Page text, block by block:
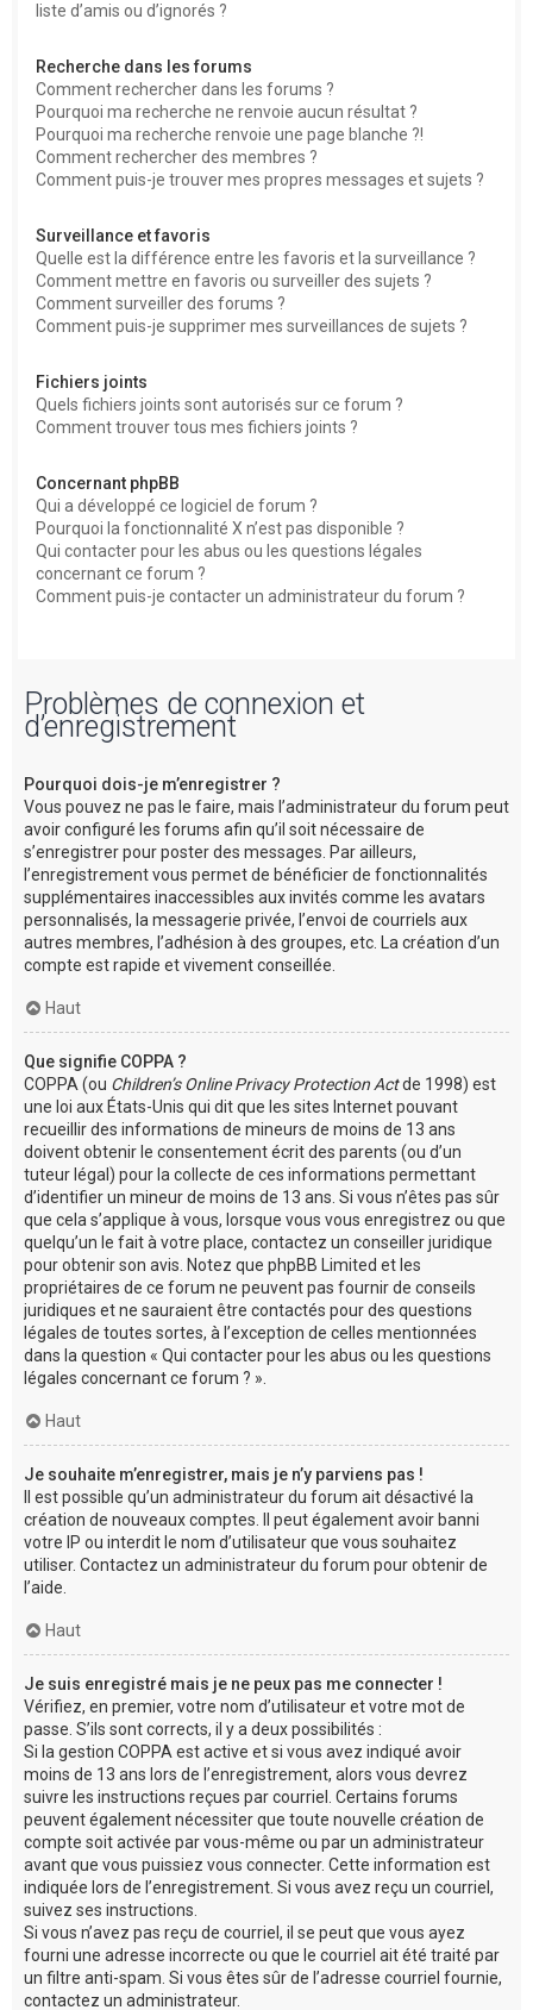
liste d’amis ou d’ignorés ?
Recherche dans les forums
Comment rechercher dans les forums ?
Pourquoi ma recherche ne renvoie aucun résultat ?
Pourquoi ma recherche renvoie une page blanche ?!
Comment rechercher des membres ?
Comment puis-je trouver mes propres messages et sujets ?
Surveillance et favoris
Quelle est la différence entre les favoris et la surveillance ?
Comment mettre en favoris ou surveiller des sujets ?
Comment surveiller des forums ?
Comment puis-je supprimer mes surveillances de sujets ?
Fichiers joints
Quels fichiers joints sont autorisés sur ce forum ?
Comment trouver tous mes fichiers joints ?
Concernant phpBB
Qui a développé ce logiciel de forum ?
Pourquoi la fonctionnalité X n’est pas disponible ?
Qui contacter pour les abus ou les questions légales
concernant ce forum ?
Comment puis-je contacter un administrateur du forum ?
Problèmes de connexion et
d’enregistrement
Pourquoi dois-je m’enregistrer ?
Vous pouvez ne pas le faire, mais l’administrateur du forum peut
avoir configuré les forums afin qu’il soit nécessaire de
s’enregistrer pour poster des messages. Par ailleurs,
l’enregistrement vous permet de bénéficier de fonctionnalités
supplémentaires inaccessibles aux invités comme les avatars
personnalisés, la messagerie privée, l’envoi de courriels aux
autres membres, l’adhésion à des groupes, etc. La création d’un
compte est rapide et vivement conseillée.
Haut
Que signifie COPPA ?
COPPA (ou Children’s Online Privacy Protection Actde 1998) est
une loi aux États-Unis qui dit que les sites Internet pouvant
recueillir des informations de mineurs de moins de 13 ans
doivent obtenir le consentement écrit des parents (ou d’un
tuteur légal) pour la collecte de ces informations permettant
d’identifier un mineur de moins de 13 ans. Si vous n’êtes pas sûr
que cela s’applique à vous, lorsque vous vous enregistrez ou que
quelqu’un le fait à votre place, contactez un conseiller juridique
pour obtenir son avis. Notez que phpBB Limited et les
propriétaires de ce forum ne peuvent pas fournir de conseils
juridiques et ne sauraient être contactés pour des questions
légales de toutes sortes, à l’exception de celles mentionnées
dans la question « Qui contacter pour les abus ou les questions
légales concernant ce forum ? ».
Haut
Je souhaite m’enregistrer, mais je n’y parviens pas !
Il est possible qu’un administrateur du forum ait désactivé la
création de nouveaux comptes. Il peut également avoir banni
votre IP ou interdit le nom d’utilisateur que vous souhaitez
utiliser. Contactez un administrateur du forum pour obtenir de
l’aide.
Haut
Je suis enregistré mais je ne peux pas me connecter !
Vérifiez, en premier, votre nom d’utilisateur et votre mot de
passe. S’ils sont corrects, il y a deux possibilités :
Si la gestion COPPA est active et si vous avez indiqué avoir
moins de 13 ans lors de l’enregistrement, alors vous devrez
suivre les instructions reçues par courriel. Certains forums
peuvent également nécessiter que toute nouvelle création de
compte soit activée par vous-même ou par un administrateur
avant que vous puissiez vous connecter. Cette information est
indiquée lors de l’enregistrement. Si vous avez reçu un courriel,
suivez ses instructions.
Si vous n’avez pas reçu de courriel, il se peut que vous ayez
fourni une adresse incorrecte ou que le courriel ait été traité par
un filtre anti-spam. Si vous êtes sûr de l’adresse courriel fournie,
contactez un administrateur.